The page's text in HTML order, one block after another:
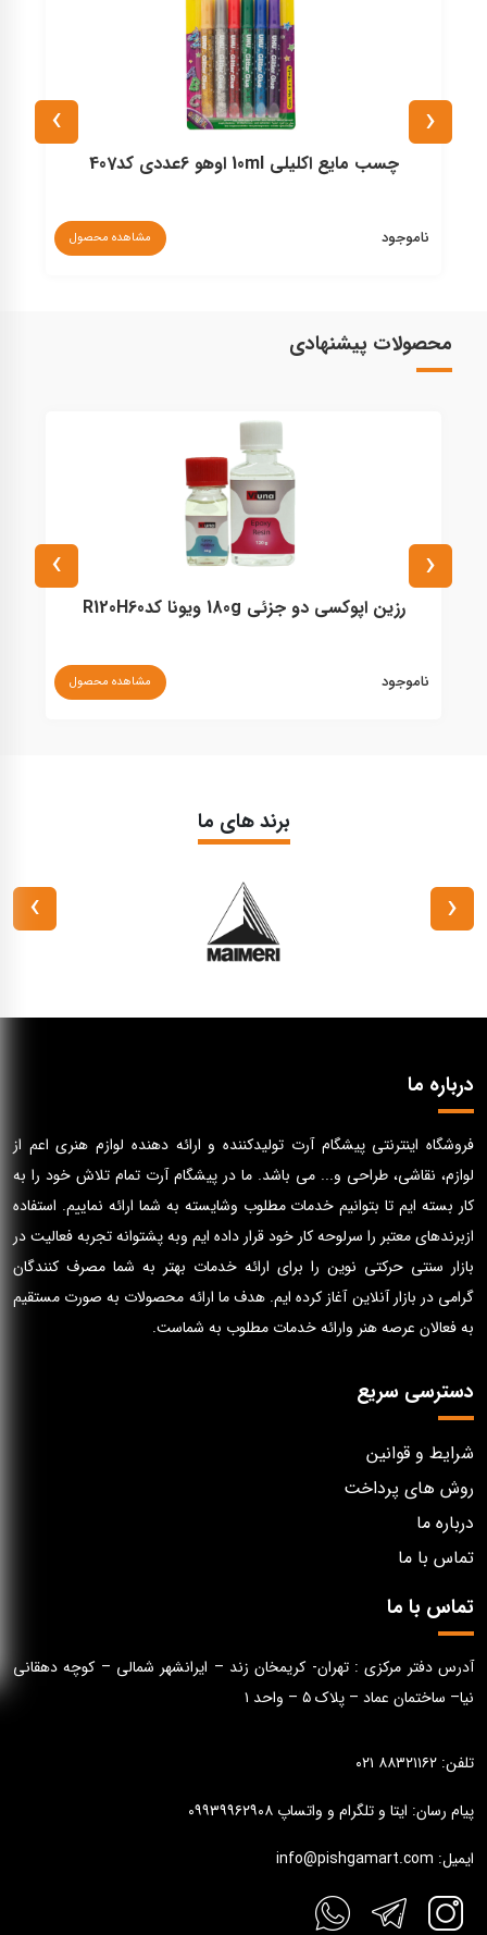
چسب مایع اکلیلی 10ml اوهو 6عددی کد407
ناموجود مشاهده محصول
‹
›
محصولات پیشنهادی
رزین اپوکسی دو جزئی 180g ویونا کدR120H60
ناموجود مشاهده محصول
‹
›
برند های ما
‹
›
درباره ما
فروشگاه اینترنتی پیشگام آرت تولیدکننده و ارائه دهنده لوازم هنری اعم از
لوازم، نقاشی، طراحی و... می باشد. ما در پیشگام آرت تمام تلاش خود را به
کار بسته ایم تا بتوانیم خدمات مطلوب وشایسته به شما ارائه نماییم. استفاده
ازبرندهای معتبر را سرلوحه کار خود قرار داده ایم وبه پشتوانه تجربه فعالیت در
بازار سنتی حرکتی نوین را برای ارائه خدمات بهتر به شما مصرف کنندگان
گرامی در بازار آنلاین آغاز کرده ایم. هدف ما ارائه محصولات به صورت مستقیم
به فعالان عرصه هنر وارائه خدمات مطلوب به شماست.
دسترسی سریع
شرایط و قوانین
روش های پرداخت
درباره ما
تماس با ما
تماس با ما
آدرس دفتر مرکزی : تهران- کریمخان زند – ایرانشهر شمالی – کوچه دهقانی
نیا– ساختمان عماد – پلاک ۵ – واحد ۱
تلفن: ۸۸۳۲۱۱۶۲ ۰۲۱
پیام رسان: ایتا و تلگرام و واتساپ ۰۹۹۳۹۹۶۲۹۰۸
ایمیل: info@pishgamart.com